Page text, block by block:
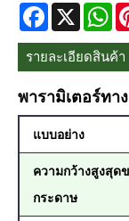
Facebook
X
รายละเอียดสินค้า
พารามิเตอร์ทา
แบบอย่าง
ความกว้างสูงสุด
กระดาษ